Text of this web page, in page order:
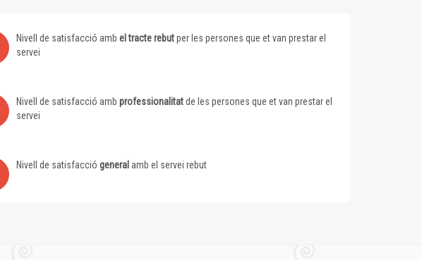
Nivell de satisfacció amb el tracte rebutper les persones que et van prestar el
servei
Nivell de satisfacció amb professionalitatde les persones que et van prestar el
servei
Nivell de satisfacció general amb el servei rebut